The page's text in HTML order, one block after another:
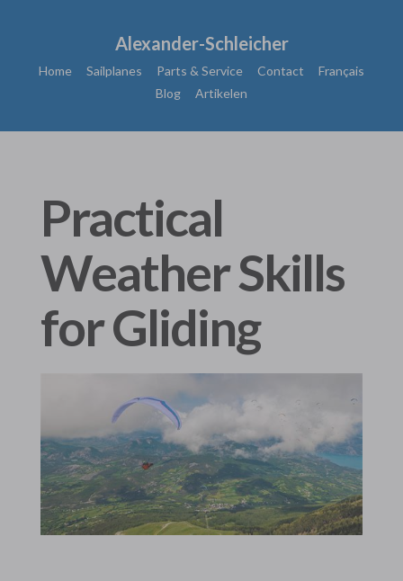
Alexander-Schleicher
Home Sailplanes Parts & Service Contact
Français
Blog
Artikelen
Practical
Weather Skills
for Gliding